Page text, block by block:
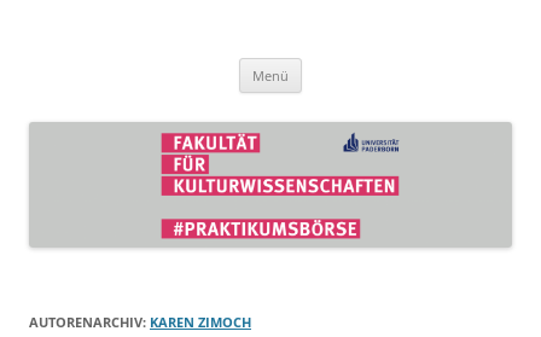
Kulturwissenschaften
Menü
AUTORENARCHIV: KAREN ZIMOCH